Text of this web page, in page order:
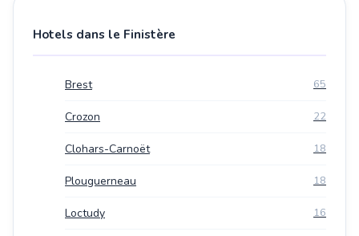
Hotels dans le Finistère
Brest 65
Crozon 22
Clohars-Carnoët 18
Plouguerneau 18
Loctudy 16